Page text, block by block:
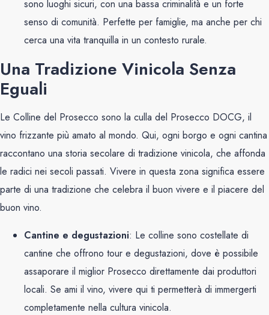
sono luoghi sicuri, con una bassa criminalità e un forte
senso di comunità. Perfette per famiglie, ma anche per chi
cerca una vita tranquilla in un contesto rurale.
Una Tradizione Vinicola Senza
Eguali
Le Colline del Prosecco sono la culla del Prosecco DOCG, il
vino frizzante più amato al mondo. Qui, ogni borgo e ogni cantina
raccontano una storia secolare di tradizione vinicola, che affonda
le radici nei secoli passati. Vivere in questa zona significa essere
parte di una tradizione che celebra il buon vivere e il piacere del
buon vino.
Cantine e degustazioni: Le colline sono costellate di
cantine che offrono tour e degustazioni, dove è possibile
assaporare il miglior Prosecco direttamente dai produttori
locali. Se ami il vino, vivere qui ti permetterà di immergerti
completamente nella cultura vinicola.